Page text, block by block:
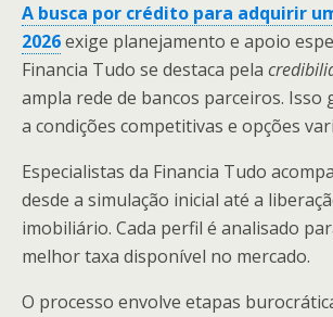
A busca por crédito para adquirir
2026exige planejamento e apoio
Financia Tudo se destaca pela
ampla rede de bancos parceiros. Isso
a condições competitivas e opções
Especialistas da Financia Tudo
desde a simulação inicial até a
imobiliário. Cada perfil é analisado
melhor taxa disponível no mercado.
O processo envolve etapas